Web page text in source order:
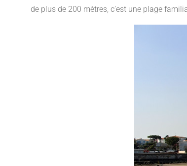
de plus de 200 mètres, c’est une plage